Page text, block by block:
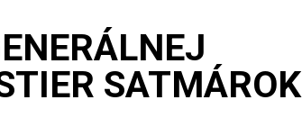
SATMÁROK